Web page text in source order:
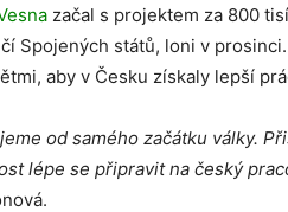
začal s projektem za 800
Spojených států, loni v
aby v Česku získaly lepší
od samého začátku války.
lépe se připravit na český